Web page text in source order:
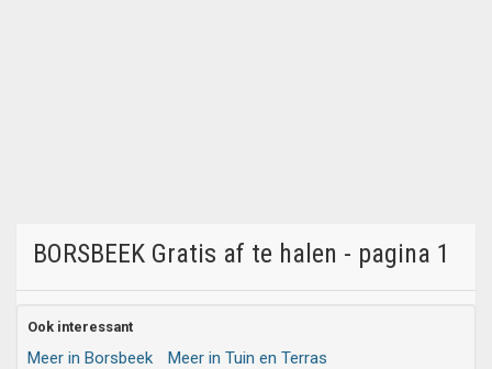
BORSBEEK Gratis af te halen - pagina 1
Ook interessant
Meer in Borsbeek
Meer in Tuin en Terras